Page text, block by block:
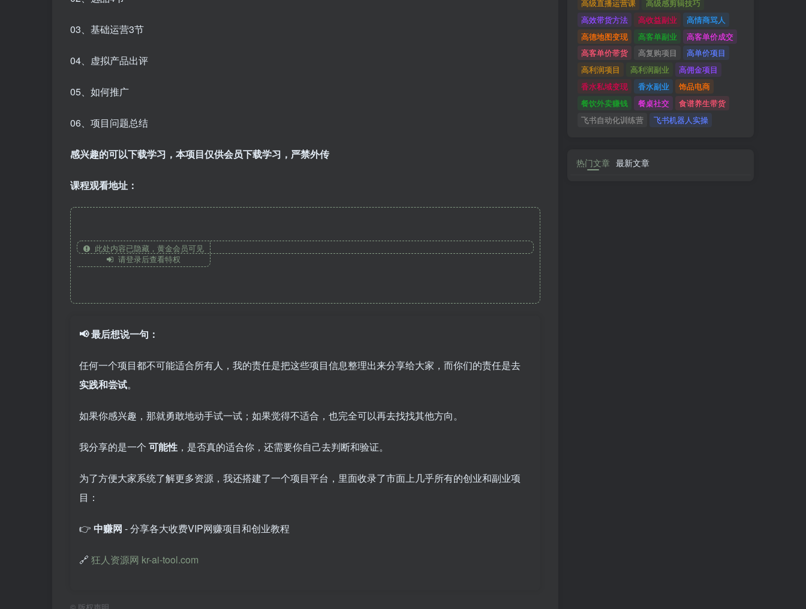
03、基础运营3节
04、虚拟产品出评
05、如何推广
06、项目问题总结
感兴趣的可以下载学习，本项目仅供会员下载学习，严禁外传
课程观看地址：
此处内容已隐藏，黄金会员可见
请登录后查看特权
📢 最后想说一句：
任何一个项目都不可能适合所有人，我的责任是把这些项目信息整理出来分享给大家，而你们的责任是去
实践和尝试。
如果你感兴趣，那就勇敢地动手试一试；如果觉得不适合，也完全可以再去找找其他方向。
我分享的是一个 可能性 ，是否真的适合你，还需要你自己去判断和验证。
为了方便大家系统了解更多资源，我还搭建了一个项目平台，里面收录了市面上几乎所有的创业和副业项
目：
👉 中赚网 - 分享各大收费VIP网赚项目和创业教程
🔗 狂人资源网 kr-ai-tool.com
高级直播运营课
高级感剪辑技巧
高效带货方法
高收益副业
高情商骂人
高德地图变现
高客单副业
高客单价成交
高客单价带货
高复购项目
高单价项目
高利润项目
高利润副业
高佣金项目
香水私域变现
香水副业
饰品电商
餐饮外卖赚钱
餐桌社交
食谱养生带货
飞书自动化训练营
飞书机器人实操
热门文章 最新文章